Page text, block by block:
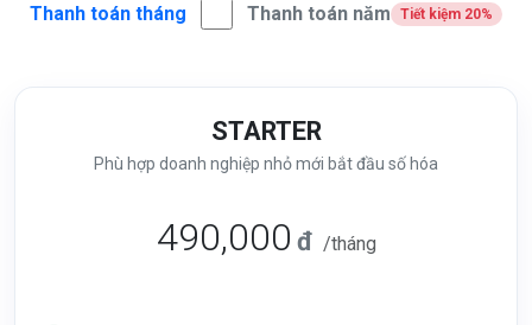
Thanh toán tháng Thanh toán năm Tiết kiệm 20%
STARTER
Phù hợp doanh nghiệp nhỏ mới bắt đầu số hóa
490,000 đ /tháng